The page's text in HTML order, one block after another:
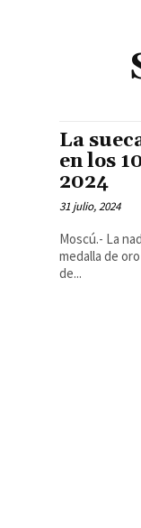
La
en los
2024
31 julio, 2024
Moscú.- La
medalla de
de...